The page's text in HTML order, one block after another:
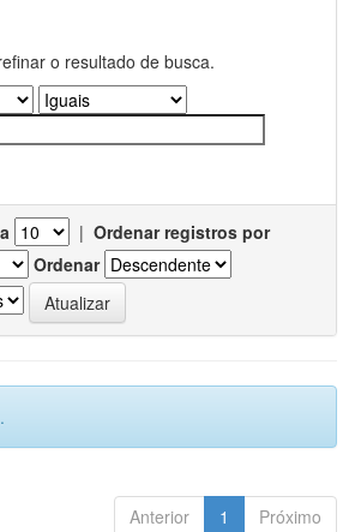
o resultado de busca.
| Ordenar registros por
Ordenar
Anterior 1 Próximo